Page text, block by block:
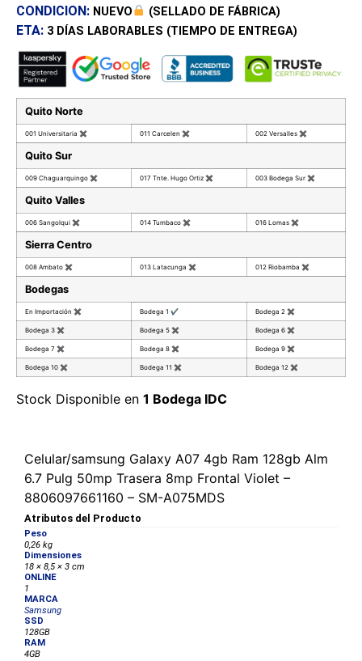
CONDICION: NUEVO (SELLADO DE FÁBRICA)
ETA: 3 DÍAS LABORABLES (TIEMPO DE ENTREGA)
Quito Norte
001 Universitaria ✖ 011 Carcelen ✖ 002 Versalles ✖
Quito Sur
009 Chaguarquingo ✖ 017 Tnte. Hugo Ortiz ✖ 003 Bodega Sur ✖
Quito Valles
006 Sangolqui ✖ 014 Tumbaco ✖ 016 Lomas ✖
Sierra Centro
008 Ambato ✖ 013 Latacunga ✖ 012 Riobamba ✖
Bodegas
En Importación ✖ Bodega 1 ✔ Bodega 2 ✖
Bodega 3 ✖ Bodega 5 ✖ Bodega 6 ✖
Bodega 7 ✖ Bodega 8 ✖ Bodega 9 ✖
Bodega 10 ✖ Bodega 11 ✖ Bodega 12 ✖
Stock Disponible en 1 Bodega IDC
Celular/samsung Galaxy A07 4gb Ram 128gb Alm
6.7 Pulg 50mp Trasera 8mp Frontal Violet –
8806097661160 – SM-A075MDS
Atributos del Producto
Peso
0,26 kg
Dimensiones
18 × 8,5 × 3 cm
ONLINE
1
MARCA
Samsung
SSD
128GB
RAM
4GB